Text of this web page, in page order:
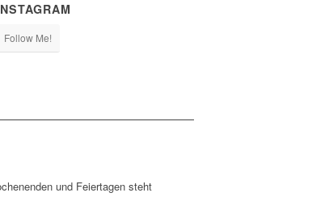
Follow Me!
und Feiertagen steht